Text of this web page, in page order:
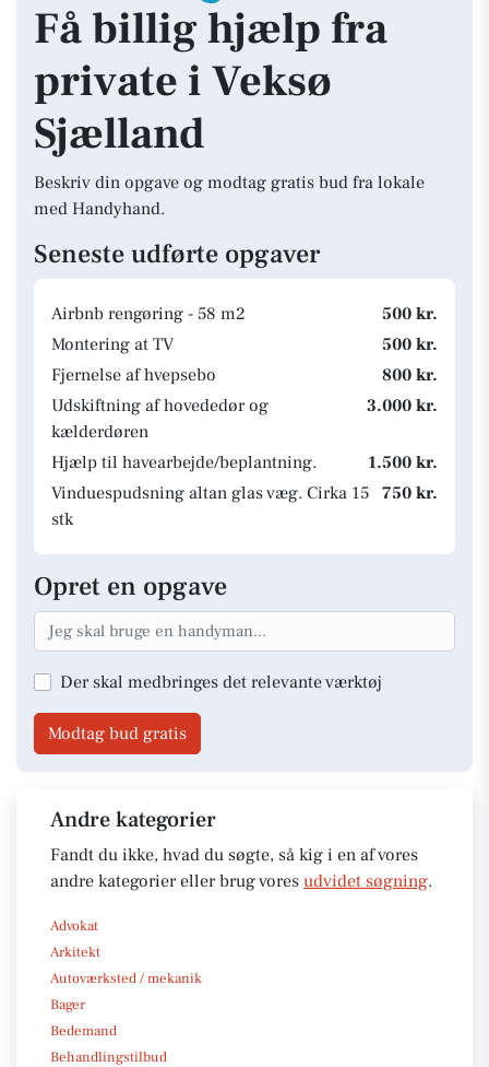
Få billig hjælp fra
private i Veksø
Sjælland
Beskriv din opgave og modtag gratis bud fra lokale
med Handyhand.
Seneste udførte opgaver
Airbnb rengøring - 58 m2
500 kr.
Montering at TV
500 kr.
Fjernelse af hvepsebo
800 kr.
Udskiftning af hovededør og
kælderdøren
3.000 kr.
Hjælp til havearbejde/beplantning.
1.500 kr.
Vinduespudsning altan glas væg. Cirka 15
stk
750 kr.
Opret en opgave
Der skal medbringes det relevante værktøj
Modtag bud gratis
Andre kategorier
Fandt du ikke, hvad du søgte, så kig i en af vores
andre kategorier eller brug vores udvidet søgning.
Advokat
Arkitekt
Autoværksted / mekanik
Bager
Bedemand
Behandlingstilbud